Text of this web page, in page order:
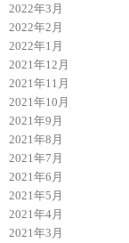
2022年3月
2022年2月
2022年1月
2021年12月
2021年11月
2021年10月
2021年9月
2021年8月
2021年7月
2021年6月
2021年5月
2021年4月
2021年3月